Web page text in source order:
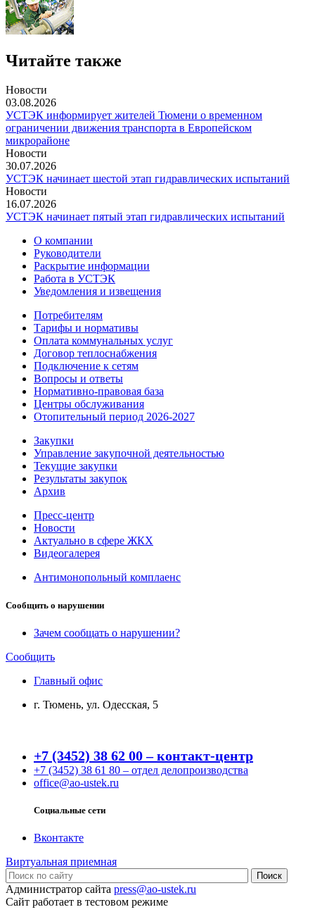
Читайте также
Новости
03.08.2026
УСТЭК информирует жителей Тюмени о временном
ограничении движения транспорта в Европейском
микрорайоне
Новости
30.07.2026
УСТЭК начинает шестой этап гидравлических испытаний
Новости
16.07.2026
УСТЭК начинает пятый этап гидравлических испытаний
О компании
Руководители
Раскрытие информации
Работа в УСТЭК
Уведомления и извещения
Потребителям
Тарифы и нормативы
Оплата коммунальных услуг
Договор теплоснабжения
Подключение к сетям
Вопросы и ответы
Нормативно-правовая база
Центры обслуживания
Отопительный период 2026-2027
Закупки
Управление закупочной деятельностью
Текущие закупки
Результаты закупок
Архив
Пресс-центр
Новости
Актуально в сфере ЖКХ
Видеогалерея
Антимонопольный комплаенс
Сообщить о нарушении
Зачем сообщать о нарушении?
Сообщить
Главный офис
г. Тюмень, ул. Одесская, 5
+7 (3452) 38 62 00 – контакт-центр
+7 (3452) 38 61 80 – отдел делопроизводства
office@ao-ustek.ru
Социальные сети
Вконтакте
Виртуальная приемная
Администратор сайта press@ao-ustek.ru
Сайт работает в тестовом режиме